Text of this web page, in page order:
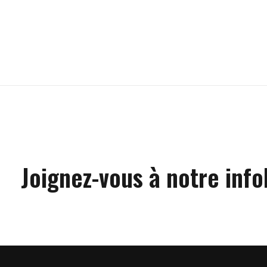
Joignez-vous à notre